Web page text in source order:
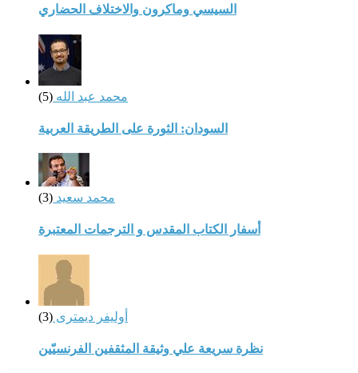
السيسي وماكرون والاختلاف الحضاري
محمد عبد الله (5)
السودان: الثورة على الطريقة العربية
محمد سعيد (3)
أسفار الكتاب المقدس و الترجمات المعتبرة
أوليفر ديمترى (3)
نظرة سريعة علي وثيقة المثقفين الفرنسيّين